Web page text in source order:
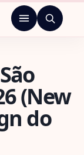
Menu
(New
do